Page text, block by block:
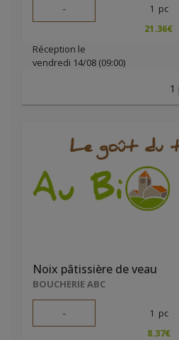
- 1 pc
21.36€
Réception le
vendredi 14/08 (09:00)
1
Noix pâtissière de veau
BOUCHERIE ABC
- 1 pc
8.37€